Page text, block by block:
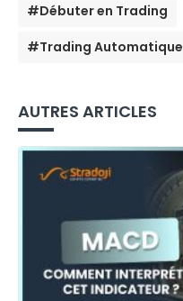
#Débuter en Trading
#Trading Automatique
AUTRES ARTICLES